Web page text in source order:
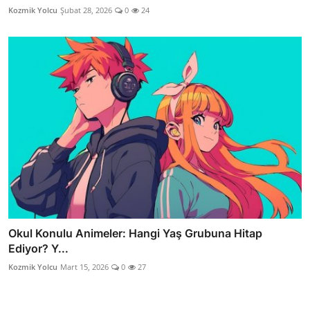
Kozmik Yolcu Şubat 28, 2026 0 24
Okul Konulu Animeler: Hangi Yaş Grubuna Hitap
Ediyor? Y...
Kozmik Yolcu Mart 15, 2026 0 27